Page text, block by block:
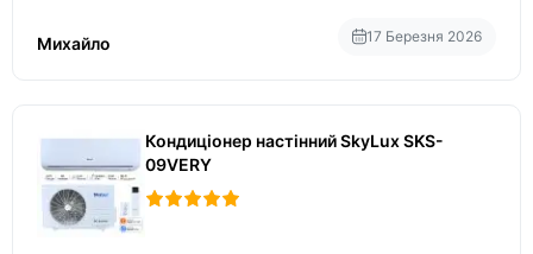
Михайло 17 Березня 2026
Кондиціонер настінний SkyLux SKS-
09VERY